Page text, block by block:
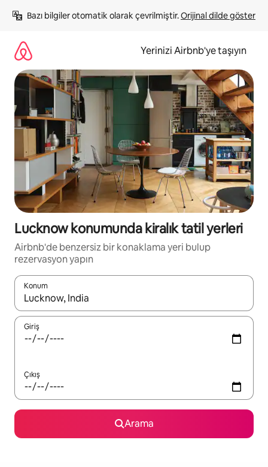
atla
Bazı bilgiler otomatik olarak çevrilmiştir. Orijinal dilde göster
Yerinizi Airbnb'ye taşıyın
Lucknow konumunda kiralık tatil yerleri
Airbnb'de benzersiz bir konaklama yeri bulup
rezervasyon yapın
Konum
Sonuçlar kullanılabilir olduğunda yukarı ve aşağı oklarıyla
Giriş
Çıkış
Arama